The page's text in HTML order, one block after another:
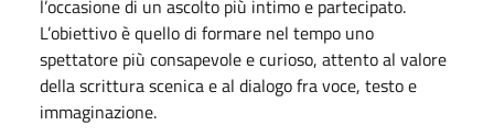
l’occasione di un ascolto più intimo e partecipato.
L’obiettivo è quello di formare nel tempo uno
spettatore più consapevole e curioso, attento al valore
della scrittura scenica e al dialogo fra voce, testo e
immaginazione.